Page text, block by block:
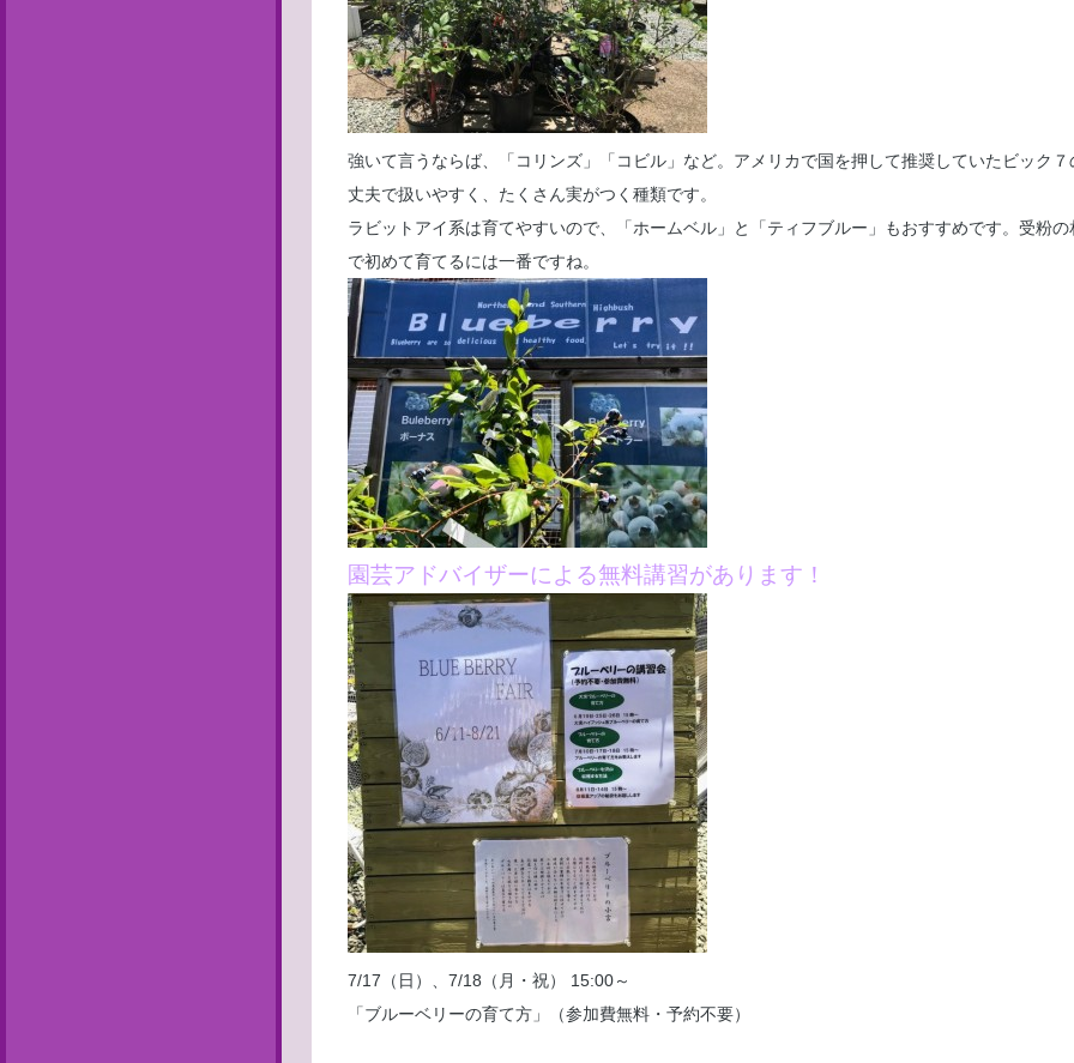
強いて言うならば、「コリンズ」「コビル」など。アメリカで国を押して推奨していたビック
丈夫で扱いやすく、たくさん実がつく種類です。
ラビットアイ系は育てやすいので、「ホームベル」と「ティフブルー」もおすすめです。受粉
で初めて育てるには一番ですね。
園芸アドバイザーによる無料講習があります！
7/17（日）、7/18（月・祝） 15:00～
「ブルーベリーの育て方」（参加費無料・予約不要）